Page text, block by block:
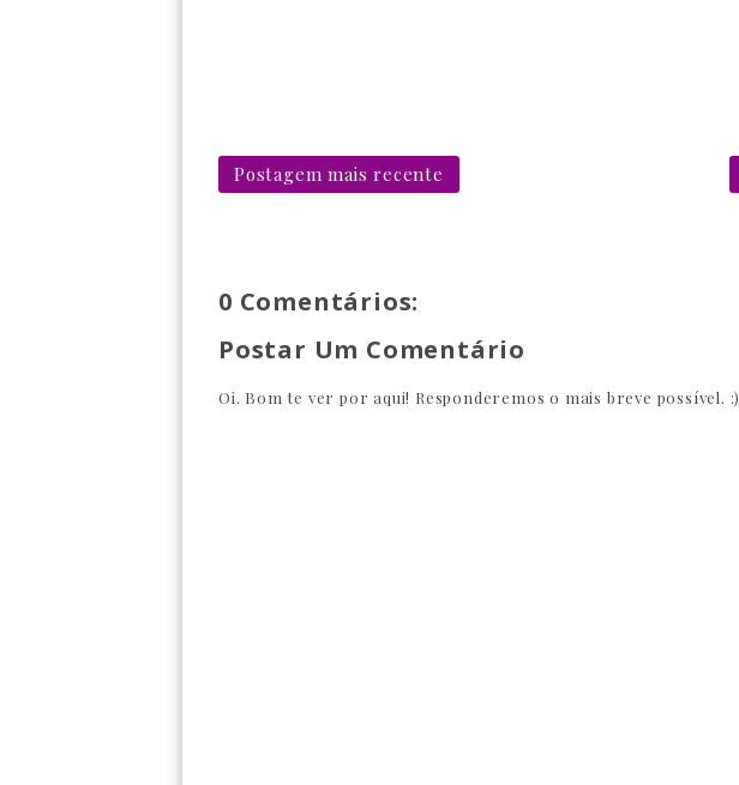
Postagem mais recente
0 Comentários:
Postar Um Comentário
Oi. Bom te ver por aqui! Responderemos o mais breve possível. :)